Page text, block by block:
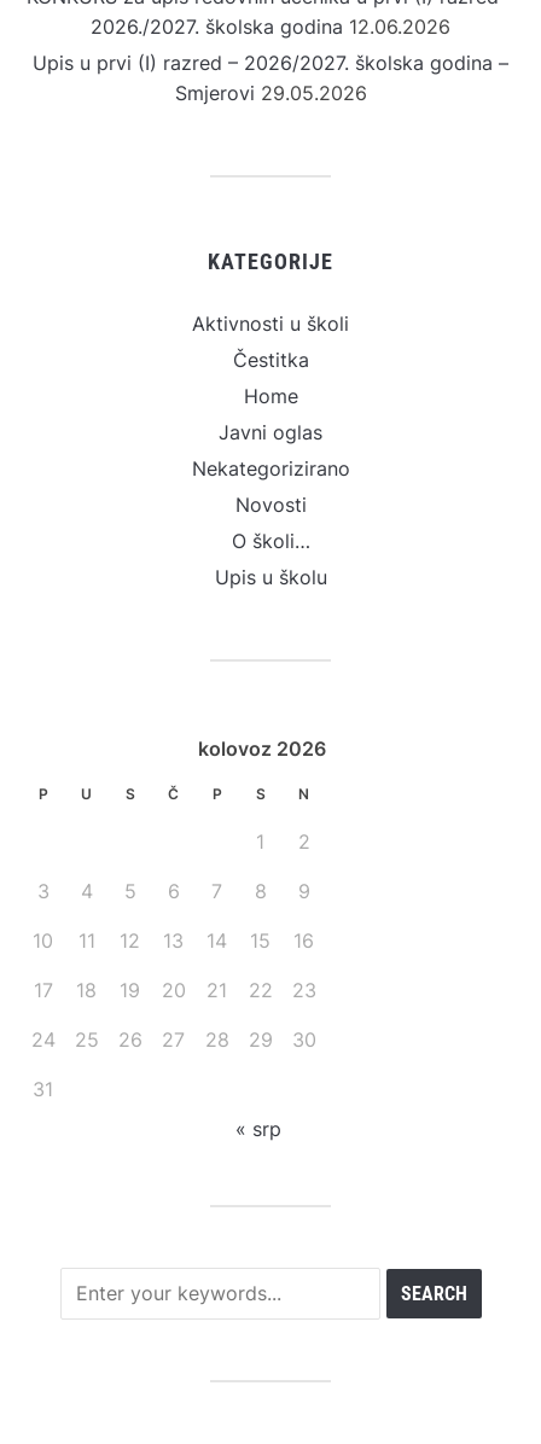
2026./2027. školska godina 12.06.2026
Upis u prvi (I) razred – 2026/2027. školska godina –
Smjerovi 29.05.2026
KATEGORIJE
Aktivnosti u školi
Čestitka
Home
Javni oglas
Nekategorizirano
Novosti
O školi…
Upis u školu
kolovoz 2026
P U S Č P S N
1 2
3 4 5 6 7 8 9
10 11 12 13 14 15 16
17 18 19 20 21 22 23
24 25 26 27 28 29 30
31
« srp